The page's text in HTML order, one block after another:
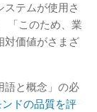
ステムが使用さ
「このため、業
対価値がさまざ
語と概念」の必
ンドの品質を評